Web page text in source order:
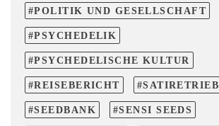
POLITIK UND GESELLSCHAFT
PSYCHEDELIK
PSYCHEDELISCHE KULTUR
REISEBERICHT SATIRETRIEB
SEEDBANK SENSI SEEDS